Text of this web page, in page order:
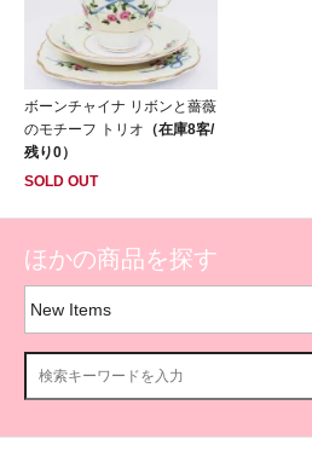
ボーンチャイナ リボンと薔薇
のモチーフ トリオ （在庫8客/
残り0）
SOLD OUT
ほかの商品を探す